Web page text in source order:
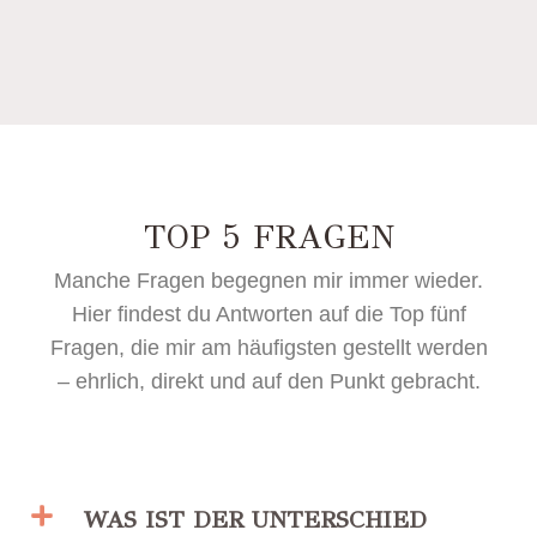
TOP 5 FRAGEN
Manche Fragen begegnen mir immer wieder.
Hier findest du Antworten auf die Top fünf
Fragen, die mir am häufigsten gestellt werden
– ehrlich, direkt und auf den Punkt gebracht.
WAS IST DER UNTERSCHIED